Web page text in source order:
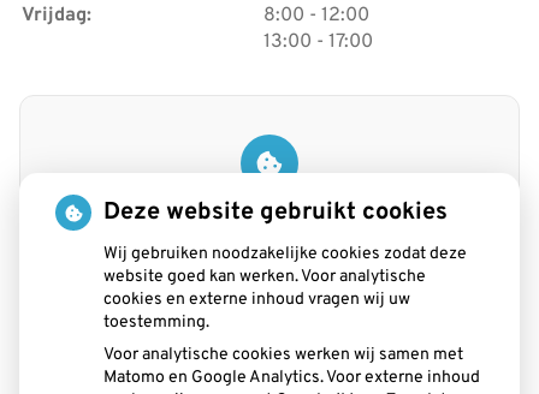
Vrijdag:
8:00 tot
- 12:00
13:00 tot
- 17:00
U heeft geen toestemming gegeven voor
externe inhouddie nodig is om dit te
zien.
Cookie-instellingen wijzigen
Deze website gebruikt cookies
Wij gebruiken noodzakelijke cookies zodat deze
website goed kan werken. Voor analytische
cookies en externe inhoud vragen wij uw
toestemming.
Voor analytische cookies werken wij samen met
Matomo en Google Analytics. Voor externe inhoud